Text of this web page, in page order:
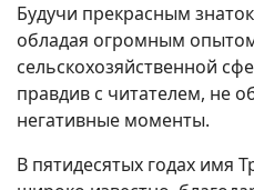
Будучи прекрасным
обладая огромным
сельскохозяйственной
правдив с читателем, не
негативные моменты.
В пятидесятых годах имя